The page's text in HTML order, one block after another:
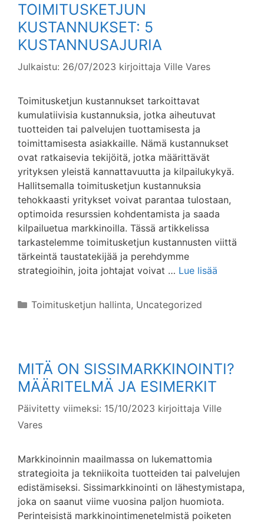
TOIMITUSKETJUN
KUSTANNUKSET: 5
KUSTANNUSAJURIA
Julkaistu: 26/07/2023 kirjoittaja Ville Vares
Toimitusketjun kustannukset tarkoittavat
kumulatiivisia kustannuksia, jotka aiheutuvat
tuotteiden tai palvelujen tuottamisesta ja
toimittamisesta asiakkaille. Nämä kustannukset
ovat ratkaisevia tekijöitä, jotka määrittävät
yrityksen yleistä kannattavuutta ja kilpailukykyä.
Hallitsemalla toimitusketjun kustannuksia
tehokkaasti yritykset voivat parantaa tulostaan,
optimoida resurssien kohdentamista ja saada
kilpailuetua markkinoilla. Tässä artikkelissa
tarkastelemme toimitusketjun kustannusten viittä
tärkeintä taustatekijää ja perehdymme
strategioihin, joita johtajat voivat … Lue lisää
Kategoriat
Toimitusketjun hallinta, Uncategorized
MITÄ ON SISSIMARKKINOINTI?
MÄÄRITELMÄ JA ESIMERKIT
Päivitetty viimeksi: 15/10/2023 kirjoittaja Ville
Vares
Markkinoinnin maailmassa on lukemattomia
strategioita ja tekniikoita tuotteiden tai palvelujen
edistämiseksi. Sissimarkkinointi on lähestymistapa,
joka on saanut viime vuosina paljon huomiota.
Perinteisistä markkinointimenetelmistä poiketen